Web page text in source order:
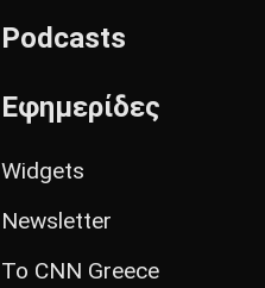
Podcasts
Εφημερίδες
Widgets
Newsletter
Το CNN Greece